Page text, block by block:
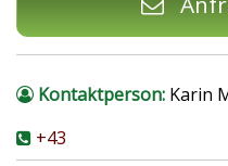
Kontaktperson: Karin
+43